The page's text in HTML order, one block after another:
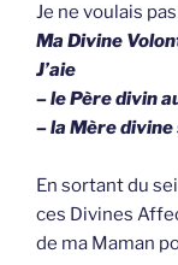
Je ne voulais
Ma Divine
J’aie
– le Père divin
– la Mère
En sortant du
ces Divines
de ma Maman